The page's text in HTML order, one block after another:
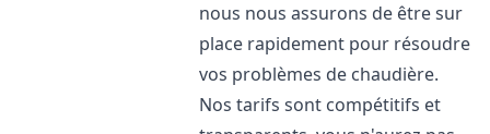
nous nous assurons de être sur
place rapidement pour résoudre
vos problèmes de chaudière.
Nos tarifs sont compétitifs et